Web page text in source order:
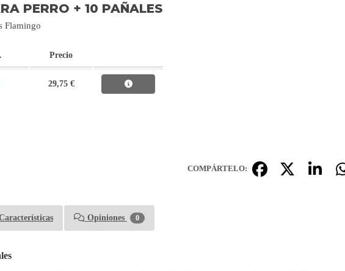
PERRO + 10 PAÑALES
Flamingo
Precio
29,75 €
COMPÁRTELO:
Opiniones 0